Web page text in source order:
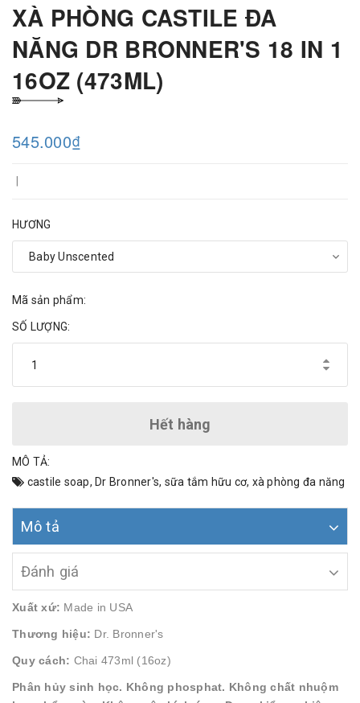
XÀ PHÒNG CASTILE ĐA
NĂNG DR BRONNER'S 18 IN 1
16OZ (473ML)
545.000₫
HƯƠNG
Mã sản phẩm:
SỐ LƯỢNG:
Hết hàng
MÔ TẢ:
castile soap, Dr Bronner's, sữa tắm hữu cơ, xà phòng đa năng
Mô tả
Đánh giá
Xuất xứ: Made in USA
Thương hiệu: Dr. Bronner's
Quy cách: Chai 473ml (16oz)
Phân hủy sinh học. Không phosphat. Không chất nhuộm